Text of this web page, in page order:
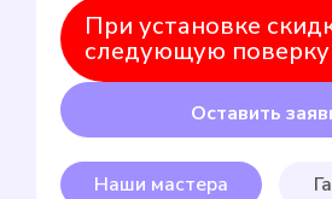
При установке
следующую поверку
Оставить
Наши мастера